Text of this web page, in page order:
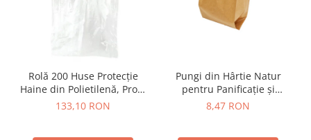
Rolă 200 Huse Protecție
Haine din Polietilenă, Profil
Umeraș, Transparente
133,10 RON
Pungi din Hârtie Natur
pentru Panificație și
Patiserie, Neimprimate
8,47 RON